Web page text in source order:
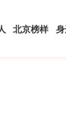
北京榜样